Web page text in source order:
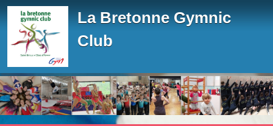
La Bretonne Gymnic
Club
Panneau de gestion des cookies